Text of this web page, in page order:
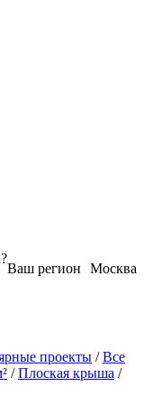
Москва
Ваш регион
?
проекты /Все
/Плоская крыша /